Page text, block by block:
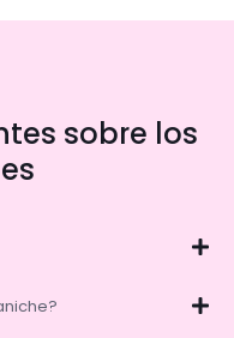
sobre los